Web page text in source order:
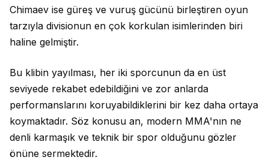
Chimaev ise güreş ve vuruş gücünü birleştiren oyun
tarzıyla divisionun en çok korkulan isimlerinden biri
haline gelmiştir.
Bu klibin yayılması, her iki sporcunun da en üst
seviyede rekabet edebildiğini ve zor anlarda
performanslarını koruyabildiklerini bir kez daha ortaya
koymaktadır. Söz konusu an, modern MMA'nın ne
denli karmaşık ve teknik bir spor olduğunu gözler
önüne sermektedir.